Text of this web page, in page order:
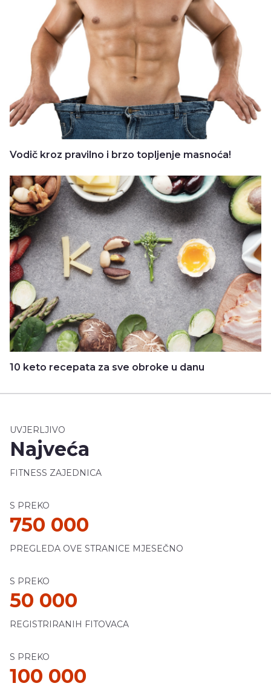
Vodič kroz pravilno i brzo topljenje masnoća!
10 keto recepata za sve obroke u danu
UVJERLJIVO
Najveća
FITNESS ZAJEDNICA
S PREKO
750 000
PREGLEDA OVE STRANICE MJESEČNO
S PREKO
50 000
REGISTRIRANIH FITOVACA
S PREKO
100 000